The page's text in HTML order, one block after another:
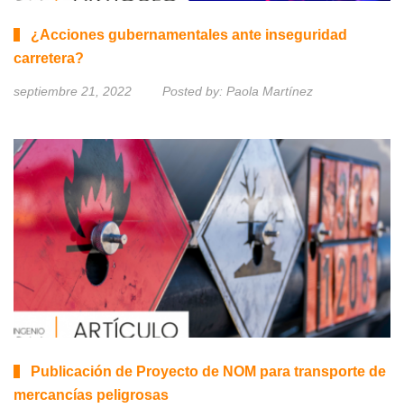
¿Acciones gubernamentales ante inseguridad
carretera?
septiembre 21, 2022 Posted by: Paola Martínez
Publicación de Proyecto de NOM para transporte de
mercancías peligrosas